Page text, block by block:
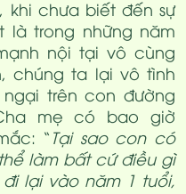
khi chưa biết đến sự
trong những năm
nội tại vô cùng
chúng ta lại vô tình
trên con đường
mẹ có bao giờ
“ Tại sao con có
làm bất cứ điều gì
lại vào năm 1 tuổi,